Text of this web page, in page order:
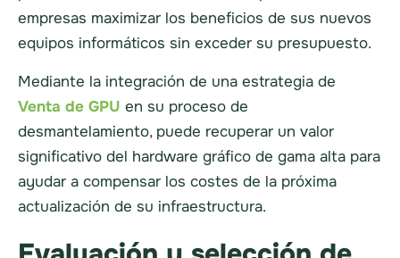
empresas maximizar los beneficios de sus nuevos
equipos informáticos sin exceder su presupuesto.
Mediante la integración de una estrategia de
Venta de GPU en su proceso de
desmantelamiento, puede recuperar un valor
significativo del hardware gráfico de gama alta para
ayudar a compensar los costes de la próxima
actualización de su infraestructura.